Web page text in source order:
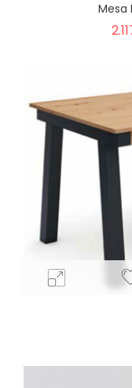
Mesa